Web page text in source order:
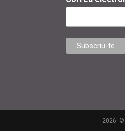
2026. ©